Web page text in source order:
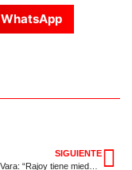
WhatsApp
SIGUIENTE